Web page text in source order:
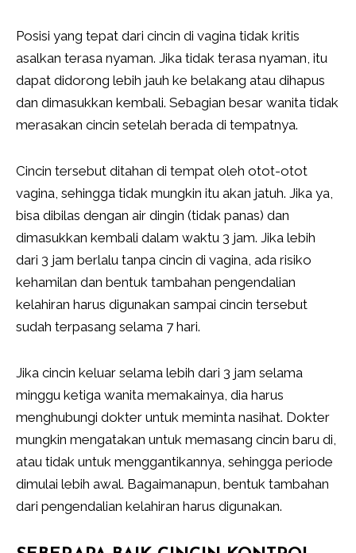
Posisi yang tepat dari cincin di vagina tidak kritis
asalkan terasa nyaman. Jika tidak terasa nyaman, itu
dapat didorong lebih jauh ke belakang atau dihapus
dan dimasukkan kembali. Sebagian besar wanita tidak
merasakan cincin setelah berada di tempatnya.
Cincin tersebut ditahan di tempat oleh otot-otot
vagina, sehingga tidak mungkin itu akan jatuh. Jika ya,
bisa dibilas dengan air dingin (tidak panas) dan
dimasukkan kembali dalam waktu 3 jam. Jika lebih
dari 3 jam berlalu tanpa cincin di vagina, ada risiko
kehamilan dan bentuk tambahan pengendalian
kelahiran harus digunakan sampai cincin tersebut
sudah terpasang selama 7 hari.
Jika cincin keluar selama lebih dari 3 jam selama
minggu ketiga wanita memakainya, dia harus
menghubungi dokter untuk meminta nasihat. Dokter
mungkin mengatakan untuk memasang cincin baru di,
atau tidak untuk menggantikannya, sehingga periode
dimulai lebih awal. Bagaimanapun, bentuk tambahan
dari pengendalian kelahiran harus digunakan.